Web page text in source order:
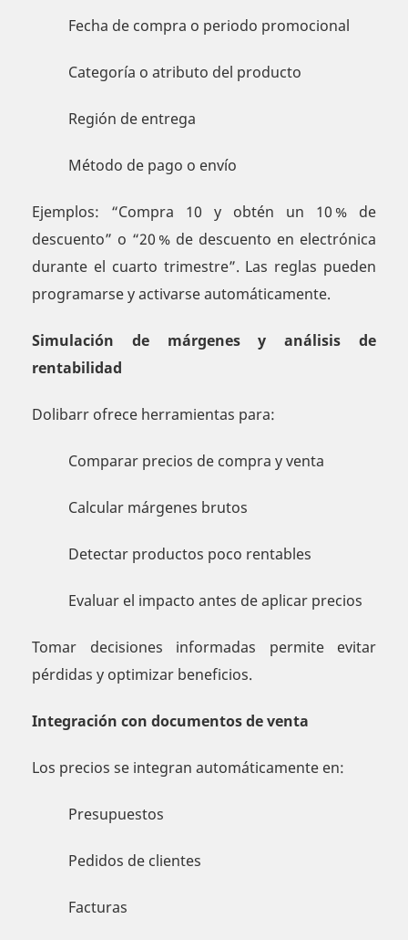
Fecha de compra o periodo promocional
Categoría o atributo del producto
Región de entrega
Método de pago o envío
Ejemplos: “Compra 10 y obtén un 10 % de
descuento” o “20 % de descuento en electrónica
durante el cuarto trimestre”. Las reglas pueden
programarse y activarse automáticamente.
Simulación de márgenes y análisis de
rentabilidad
Dolibarr ofrece herramientas para:
Comparar precios de compra y venta
Calcular márgenes brutos
Detectar productos poco rentables
Evaluar el impacto antes de aplicar precios
Tomar decisiones informadas permite evitar
pérdidas y optimizar beneficios.
Integración con documentos de venta
Los precios se integran automáticamente en:
Presupuestos
Pedidos de clientes
Facturas